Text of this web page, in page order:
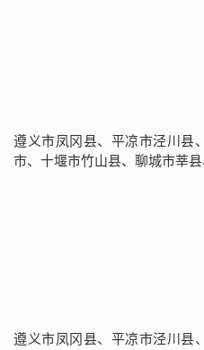
遵义市凤冈县、平凉市泾川县
市、十堰市竹山县、聊城市莘
遵义市凤冈县、平凉市泾川县